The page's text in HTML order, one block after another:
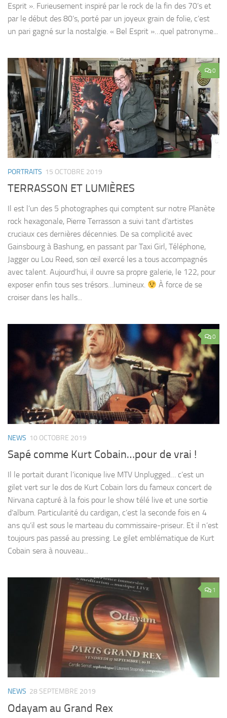
Esprit ». Furieusement inspiré par le rock de la fin des 70’s et
par le début des 80’s, porté par un joyeux grain de folie, c’est
un pari gagné sur la nostalgie. « Bel Esprit »…quel patronyme...
0
PORTRAITS 15 OCTOBRE 2019
TERRASSON ET LUMIÈRES
Il est l’un des 5 photographes qui comptent sur notre Planète
rock hexagonale, Pierre Terrasson a suivi tant d’artistes
cruciaux ces dernières décennies. De sa complicité avec
Gainsbourg à Bashung, en passant par Taxi Girl, Téléphone,
Jagger ou Lou Reed, son œil exercé les a tous accompagnés
avec talent. Aujourd’hui, il ouvre sa propre galerie, le 122, pour
exposer enfin tous ses trésors…lumineux.
À force de se
croiser dans les halls...
0
NEWS 10 OCTOBRE 2019
Sapé comme Kurt Cobain…pour de vrai !
Il le portait durant l’iconique live MTV Unplugged… c’est un
gilet vert sur le dos de Kurt Cobain lors du fameux concert de
Nirvana capturé à la fois pour le show télé live et une sortie
d’album. Particularité du cardigan, c’est la seconde fois en 4
ans qu’il est sous le marteau du commissaire-priseur. Et il n’est
toujours pas passé au pressing. Le gilet emblématique de Kurt
Cobain sera à nouveau...
1
NEWS 28 SEPTEMBRE 2019
Odayam au Grand Rex